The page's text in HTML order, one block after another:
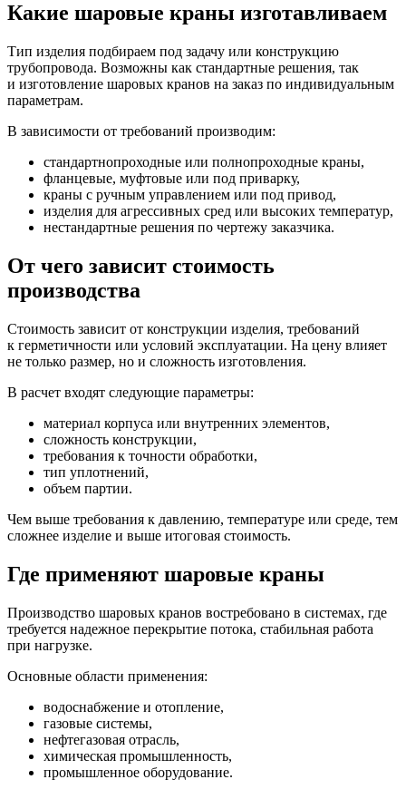
Какие шаровые краны изготавливаем
Тип изделия подбираем под задачу или конструкцию
трубопровода. Возможны как стандартные решения, так
и изготовление шаровых кранов на заказ по индивидуальным
параметрам.
В зависимости от требований производим:
стандартнопроходные или полнопроходные краны,
фланцевые, муфтовые или под приварку,
краны с ручным управлением или под привод,
изделия для агрессивных сред или высоких температур,
нестандартные решения по чертежу заказчика.
От чего зависит стоимость
производства
Стоимость зависит от конструкции изделия, требований
к герметичности или условий эксплуатации. На цену влияет
не только размер, но и сложность изготовления.
В расчет входят следующие параметры:
материал корпуса или внутренних элементов,
сложность конструкции,
требования к точности обработки,
тип уплотнений,
объем партии.
Чем выше требования к давлению, температуре или среде, тем
сложнее изделие и выше итоговая стоимость.
Где применяют шаровые краны
Производство шаровых кранов востребовано в системах, где
требуется надежное перекрытие потока, стабильная работа
при нагрузке.
Основные области применения:
водоснабжение и отопление,
газовые системы,
нефтегазовая отрасль,
химическая промышленность,
промышленное оборудование.